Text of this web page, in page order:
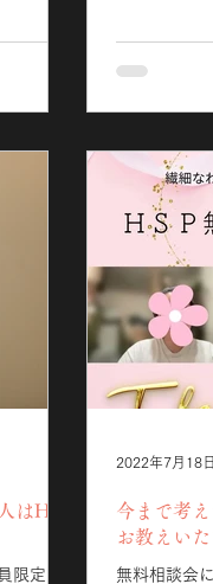
はHSP
限定サ
今まで考
お教えい
無料相談会
2022年7月18日